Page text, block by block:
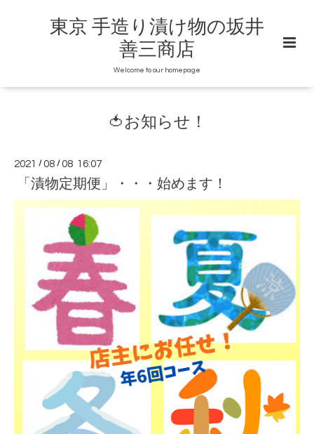
東京 手造り漬け物の坂井
善三商店
Welcome to our homepage
🍅お知らせ！
2021 /08 /08 16:07
「漬物定期便」・・・始めます！